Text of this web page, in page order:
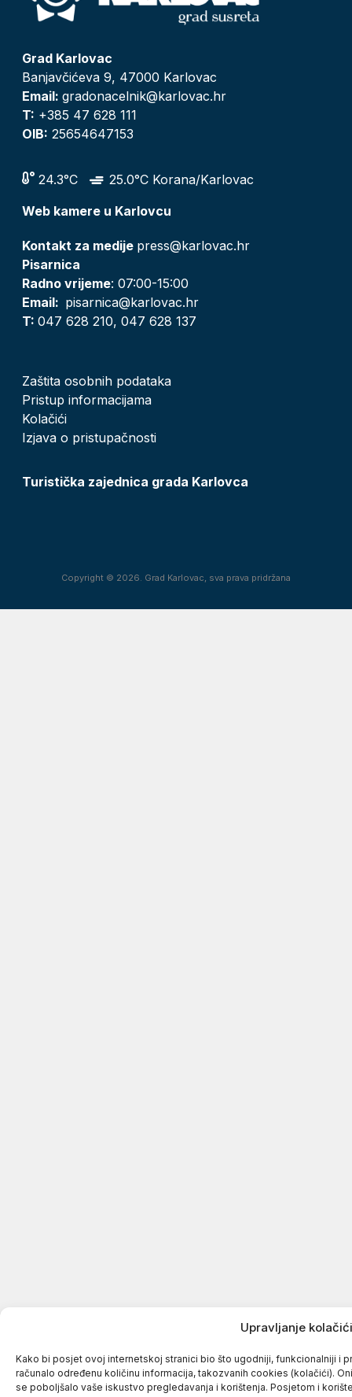
Upravljanje
Kako bi posjet ovoj internetskoj stranici bio što ugodniji, funkcionalniji i
računalo određenu količinu informacija, takozvanih cookies (kolačići).
se poboljšalo vaše iskustvo pregledavanja i korištenja. Posjetom i
Grad Karlovac
Banjavčićeva 9, 47000 Karlovac
Email: gradonacelnik@karlovac.hr
T: +385 47 628 111
OIB: 25654647153
24.3°C
25.0°C Korana/Karlovac
Web kamere u Karlovcu
Kontakt za medije press@karlovac.hr
Pisarnica
Radno vrijeme: 07:00-15:00
Email: pisarnica@karlovac.hr
T: 047 628 210, 047 628 137
Zaštita osobnih podataka
Pristup informacijama
Kolačići
Izjava o pristupačnosti
Turistička zajednica grada Karlovca
Copyright © 2026. Grad Karlovac, sva prava pridržana